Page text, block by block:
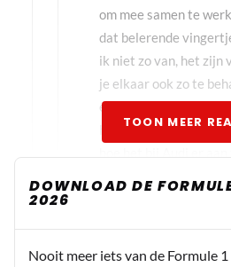
om mee samen te
dat belerende
ik niet zo van, het zijn
je elkaar ook zo te
een andere
het vertrek van
TOON MEER
DOWNLOAD DE
2026
Nooit meer iets van de Formule